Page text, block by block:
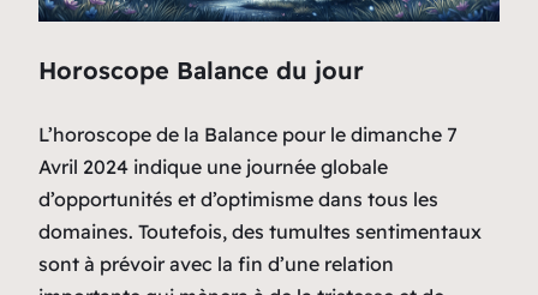
Horoscope Balance du jour
L’horoscope de la Balance pour le dimanche 7
Avril 2024 indique une journée globale
d’opportunités et d’optimisme dans tous les
domaines. Toutefois, des tumultes sentimentaux
sont à prévoir avec la fin d’une relation